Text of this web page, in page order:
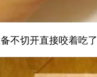
不切开直接咬着吃了